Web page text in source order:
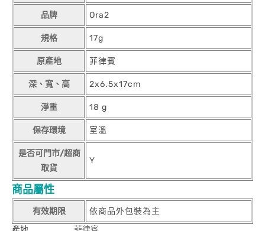
品牌 Ora2
規格 17g
原產地 菲律賓
深、寬、高 2x6.5x17cm
淨重 18 g
保存環境 室溫
是否可門市/超商
取貨
Y
商品屬性
有效期限
依商品外包裝為主